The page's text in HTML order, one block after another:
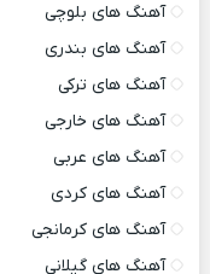
آهنگ های بلوچی
آهنگ های بندری
آهنگ های ترکی
آهنگ های خارجی
آهنگ های عربی
آهنگ های کردی
آهنگ های کرمانجی
آهنگ های گیلانی